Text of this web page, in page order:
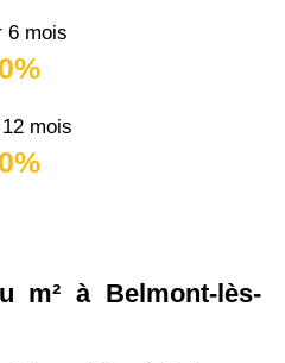
6 mois
0%
mois
0%
m² à Belmont-lès-